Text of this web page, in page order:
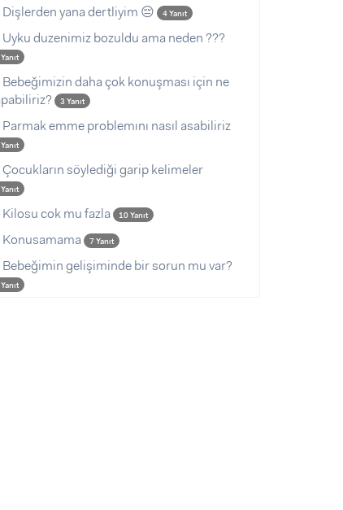
Dişlerden yana dertliyim 😔 4 Yanıt
Uyku duzenimiz bozuldu ama neden ???
Bebeğimizin daha çok konuşması için ne
3 Yanıt
Parmak emme problemını nasıl asabiliriz
Çocukların söylediği garip kelimeler
Kilosu cok mu fazla 10 Yanıt
Konusamama 7 Yanıt
Bebeğimin gelişiminde bir sorun mu var?